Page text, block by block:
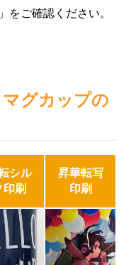
」をご確認ください。
グカップの
シル
印刷
昇華転写
印刷